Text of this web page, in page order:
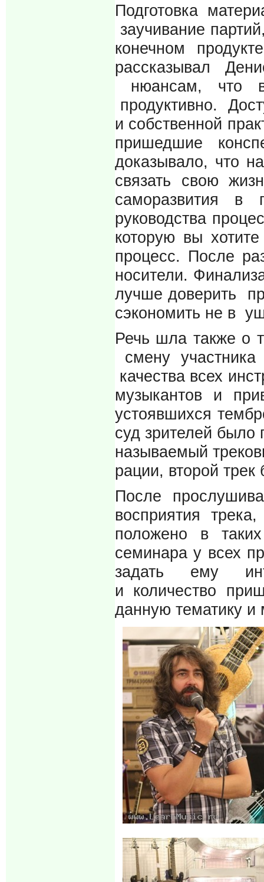
Подготовка
заучивание
конечном
рассказывал
нюансам, что в
продуктивно.
и собственной
пришедшие
доказывало, что
связать свою
саморазвития в
руководства
которую вы
процесс. После
носители.
лучше доверить
сэкономить не в
Речь шла также о
смену
качества всех
музыкантов и
устоявшихся
суд зрителей было
называемый
рации, второй
После
восприятия
положено в
семинара у всех
задать ему
и количество
данную тематику